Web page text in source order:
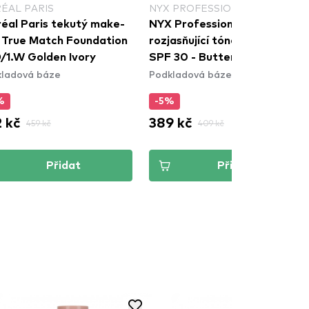
PARIS
Paris tekutý make-
True Match Foundation
1.W Golden Ivory
báze
kč 459 kč
Přidat
NYX PROFESSIONAL MAKEUP
NYX Professional Makeup
rozjasňující tónovací fluid
SPF 30 - Buttermelt Glaze
Soft Glow Skin Tint SPF30 -
Podkladová báze
-5%
389 kč 409 kč
Přidat